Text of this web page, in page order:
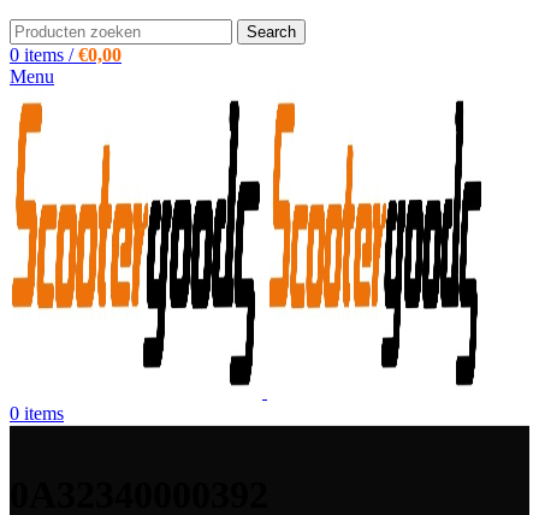
Search
0 items / €0,00
Menu
0 items